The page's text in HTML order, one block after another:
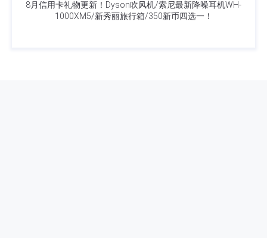
8月信用卡礼物更新！Dyson吹风机/索尼最新降噪耳机WH-
1000XM5/新秀丽旅行箱/350新币四选一！